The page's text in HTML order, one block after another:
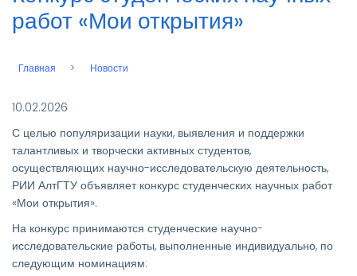
работ «Мои открытия»
Строка
Главная Новости
10.02.2026
С целью популяризации науки, выявления и поддержки
талантливых и творчески активных студентов,
осуществляющих научно-исследовательскую деятельность,
РИИ АлтГТУ объявляет конкурс студенческих научных работ
«Мои открытия».
На конкурс принимаются студенческие научно-
исследовательские работы, выполненные индивидуально, по
следующим номинациям: